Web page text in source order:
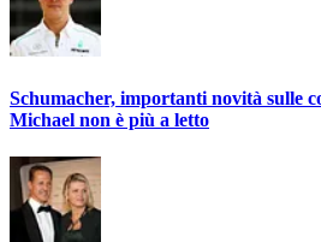
Schumacher, importanti novità sulle
Michael non è più a letto